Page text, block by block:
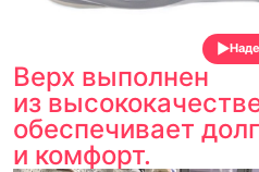
Верх выполнен
из
обеспечивает
и комфорт.